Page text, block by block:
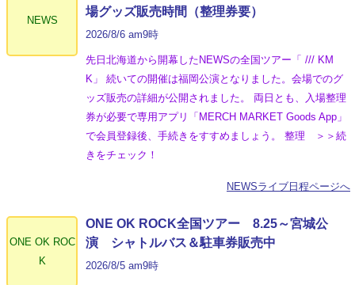
NEWS
場グッズ販売時間（整理券要）
2026/8/6 am9時
先日北海道から開幕したNEWSの全国ツアー「 /// KM
K」 続いての開催は福岡公演となりました。会場でのグ
ッズ販売の詳細が公開されました。 両日とも、入場整理
券が必要で専用アプリ「MERCH MARKET Goods App」
で会員登録後、手続きをすすめましょう。 整理 ＞＞続
きをチェック！
NEWSライブ日程ページへ
ONE OK ROC
K
ONE OK ROCK全国ツアー 8.25～宮城公
演 シャトルバス＆駐車券販売中
2026/8/5 am9時